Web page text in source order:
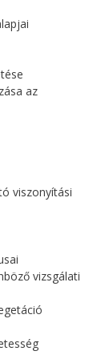
az
viszonyítási
vizsgálati